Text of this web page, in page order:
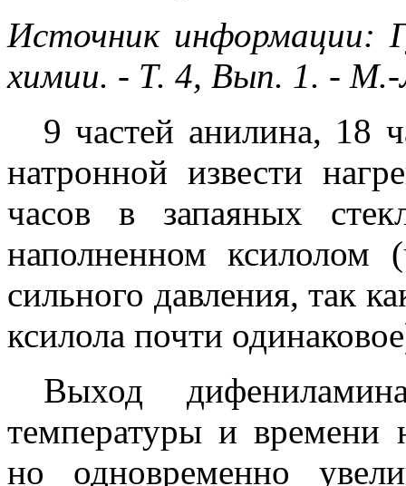
Источник информации:
химии. - Т. 4, Вып. 1. -
9 частей анилина, 18
натронной извести
часов в запаяных
наполненном ксилолом
сильного давления, так
ксилола почти
Выход
температуры и времени
но одновременно